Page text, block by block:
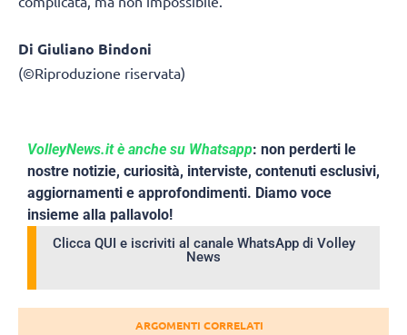
Di Giuliano Bindoni
(©Riproduzione riservata)
VolleyNews.it è anche su Whatsapp: non perderti le
nostre notizie, curiosità, interviste, contenuti esclusivi,
aggiornamenti e approfondimenti. Diamo voce
insieme alla pallavolo!
Clicca QUI e iscriviti al canale WhatsApp di Volley
News
ARGOMENTI CORRELATI